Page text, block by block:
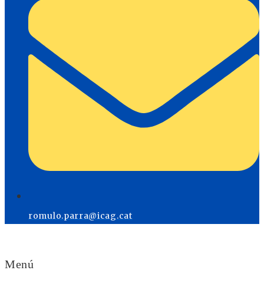
romulo.parra@icag.cat
Menú